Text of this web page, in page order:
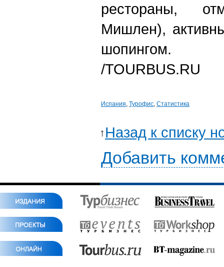
рестораны,
Мишлен),
шопингом.
/TOURBUS.RU
Испания, Турофис, Статистика
Назад к списку
Добавить